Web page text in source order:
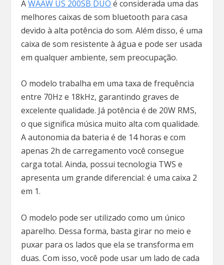
AWAAW US 200SB DUO é considerada uma das
melhores caixas de som bluetooth para casa
devido à alta potência do som. Além disso, é uma
caixa de som resistente à água e pode ser usada
em qualquer ambiente, sem preocupação.
O modelo trabalha em uma taxa de frequência
entre 70Hz e 18kHz, garantindo graves de
excelente qualidade. Já potência é de 20W RMS,
o que significa música muito alta com qualidade.
A autonomia da bateria é de 14 horas e com
apenas 2h de carregamento você consegue
carga total. Ainda, possui tecnologia TWS e
apresenta um grande diferencial: é uma caixa 2
em 1.
O modelo pode ser utilizado como um único
aparelho. Dessa forma, basta girar no meio e
puxar para os lados que ela se transforma em
duas. Com isso, você pode usar um lado de cada